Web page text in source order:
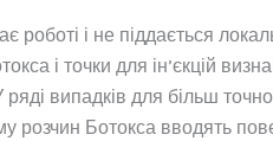
роботі і не піддається
і точки для ін’єкцій
випадків для більш
розчин Ботокса вводять